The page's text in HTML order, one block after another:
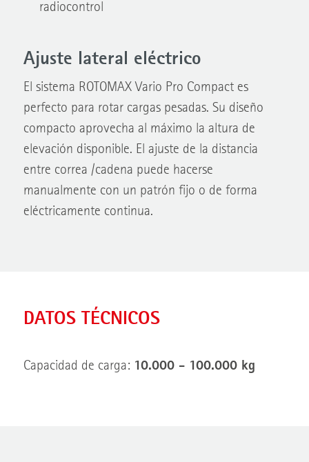
radiocontrol
Ajuste lateral eléctrico
El sistema ROTOMAX Vario Pro Compact es
perfecto para rotar cargas pesadas. Su diseño
compacto aprovecha al máximo la altura de
elevación disponible. El ajuste de la distancia
entre correa /cadena puede hacerse
manualmente con un patrón fijo o de forma
eléctricamente continua.
DATOS TÉCNICOS
Capacidad de carga: 10.000 - 100.000 kg